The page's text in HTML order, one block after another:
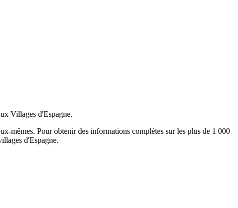
Villages d'Espagne.
mêmes. Pour obtenir des informations complètes sur les plus de 1 000
d'Espagne.